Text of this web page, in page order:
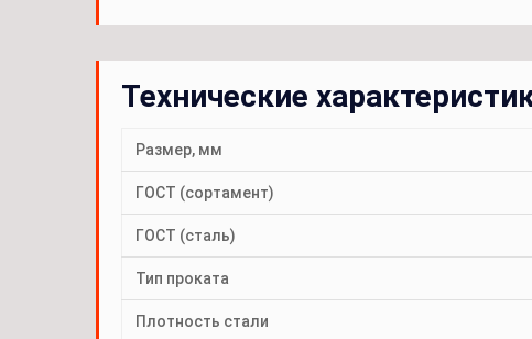
Технические
Размер, мм
ГОСТ (сортамент)
ГОСТ (сталь)
Тип проката
Плотность стали